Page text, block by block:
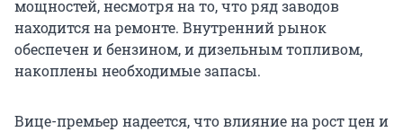
мощностей, несмотря на то, что ряд заводов
находится на ремонте. Внутренний рынок
обеспечен и бензином, и дизельным топливом,
накоплены необходимые запасы.
Вице-премьер надеется, что влияние на рост цен и